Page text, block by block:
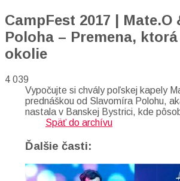
CampFest 2017 | Mate.O
Poloha – Premena,
okolie
4 039
Vypočujte si chvály poľskej kapely
prednáškou od Slavomíra Polohu,
nastala v Banskej Bystrici, kde
Späť do archívu
Ďalšie časti: